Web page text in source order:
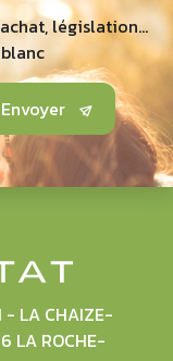
législation...
Envoyer
- LA CHAIZE-
LA ROCHE-